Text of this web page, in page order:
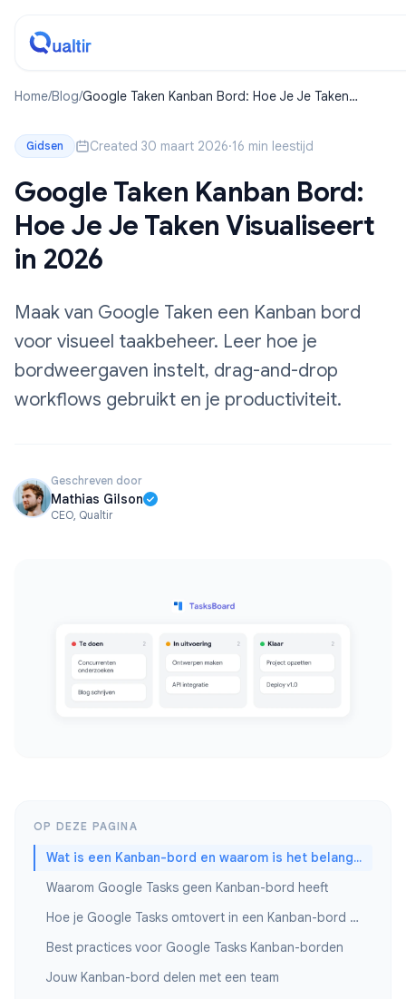
Home/Blog/Google Taken Kanban Bord: Hoe Je Je Taken
Gidsen Created 30 maart 2026·16 min leestijd
Google Taken Kanban Bord:
Hoe Je Je Taken Visualiseert
in 2026
Maak van Google Taken een Kanban bord
voor visueel taakbeheer. Leer hoe je
bordweergaven instelt, drag-and-drop
workflows gebruikt en je productiviteit.
Geschreven door
Mathias Gilson
CEO, Qualtir
OP DEZE PAGINA
Wat is een Kanban-bord en waarom is het belangrijk?
Waarom Google Tasks geen Kanban-bord heeft
Hoe je Google Tasks omtovert in een Kanban-bord met TasksBoard
Best practices voor Google Tasks Kanban-borden
Jouw Kanban-bord delen met een team